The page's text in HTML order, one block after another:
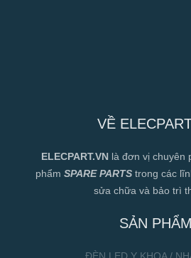
VỀ
ELECPART.VN là đơn vị chuyên
phẩm SPARE PARTStrong các
sửa chữa và bảo trì
SẢN PHẨM
ĐÈN LED Y KHOA /